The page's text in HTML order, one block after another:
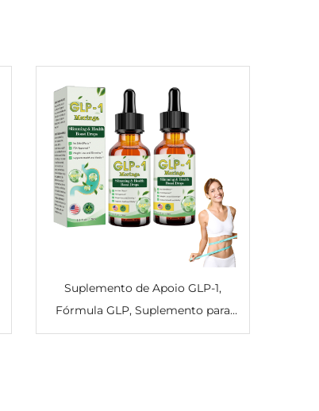
Suplemento de Apoio GLP-1,
Fórmula GLP, Suplemento para
Metabolismo, Energia, Rápido e